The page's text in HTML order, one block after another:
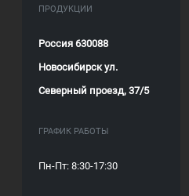
ПРОДУКЦИИ
Россия 630088
Новосибирск ул.
Северный проезд, 37/5
ГРАФИК РАБОТЫ
Пн-Пт: 8:30-17:30